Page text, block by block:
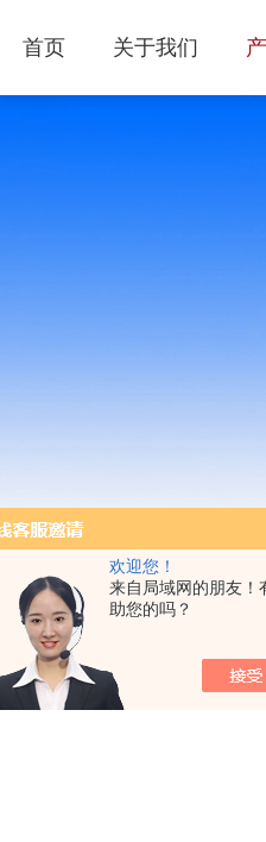
欢迎您！
来自局域网的朋友！
助您的吗？
首页 关于我们
我的位置：首页